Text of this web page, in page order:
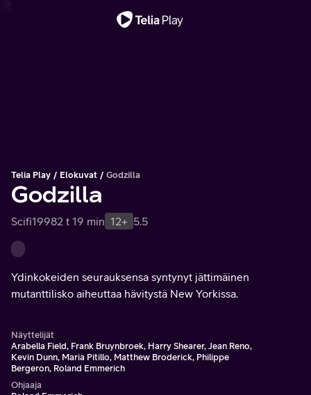
Telia Play Elokuvat Godzilla
Godzilla
Scifi19982 t 19 min 12+ 5.5
Ydinkokeiden seurauksensa syntynyt jättimäinen
mutanttilisko aiheuttaa hävitystä New Yorkissa.
Näyttelijät
Arabella Field, Frank Bruynbroek, Harry Shearer, Jean Reno,
Kevin Dunn, Maria Pitillo, Matthew Broderick, Philippe
Bergeron, Roland Emmerich
Ohjaaja